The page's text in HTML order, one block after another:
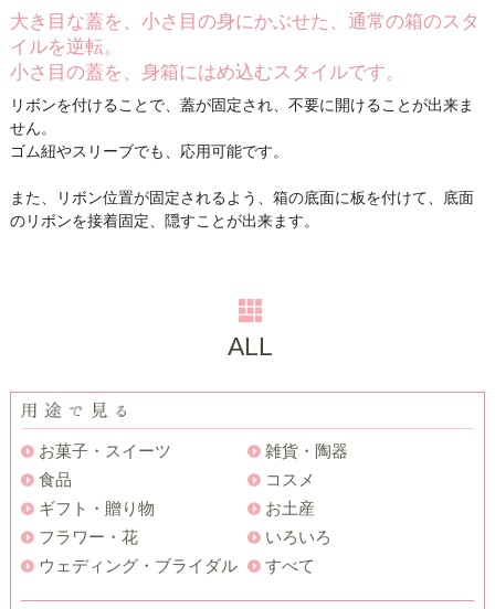
大き目な蓋を、小さ目の身にかぶせた、通常の箱のスタ
イルを逆転。
小さ目の蓋を、身箱にはめ込むスタイルです。
リボンを付けることで、蓋が固定され、不要に開けることが出来ま
せん。
ゴム紐やスリーブでも、応用可能です。
また、リボン位置が固定されるよう、箱の底面に板を付けて、底面
のリボンを接着固定、隠すことが出来ます。
ALL
お菓子・スイーツ
食品
ギフト・贈り物
フラワー・花
ウェディング・ブライダル
雑貨・陶器
コスメ
お土産
いろいろ
すべて